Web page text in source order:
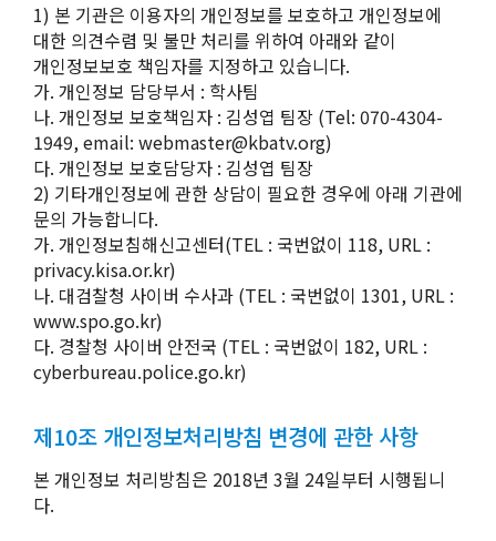
1) 본 기관은 이용자의 개인정보를 보호하고 개인정보에
대한 의견수렴 및 불만 처리를 위하여 아래와 같이
개인정보보호 책임자를 지정하고 있습니다.
가. 개인정보 담당부서 : 학사팀
나. 개인정보 보호책임자 : 김성엽 팀장 (Tel: 070-4304-
1949, email: webmaster@kbatv.org)
다. 개인정보 보호담당자 : 김성엽 팀장
2) 기타개인정보에 관한 상담이 필요한 경우에 아래 기관에
문의 가능합니다.
가. 개인정보침해신고센터(TEL : 국번없이 118, URL :
privacy.kisa.or.kr)
나. 대검찰청 사이버 수사과 (TEL : 국번없이 1301, URL :
www.spo.go.kr)
다. 경찰청 사이버 안전국 (TEL : 국번없이 182, URL :
cyberbureau.police.go.kr)
제10조 개인정보처리방침 변경에 관한 사항
본 개인정보 처리방침은 2018년 3월 24일부터 시행됩니
다.